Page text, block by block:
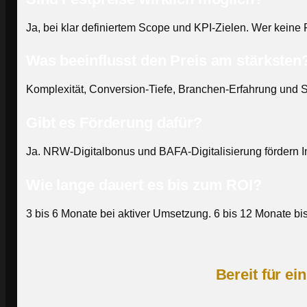
Ja, bei klar definiertem Scope und KPI-Zielen. Wer
Komplexität, Conversion-Tiefe, Branchen-Erfahrung und
Ja. NRW-Digitalbonus und BAFA-Digitalisierung fördern
3 bis 6 Monate bei aktiver Umsetzung. 6 bis 12 Monate
Bereit für